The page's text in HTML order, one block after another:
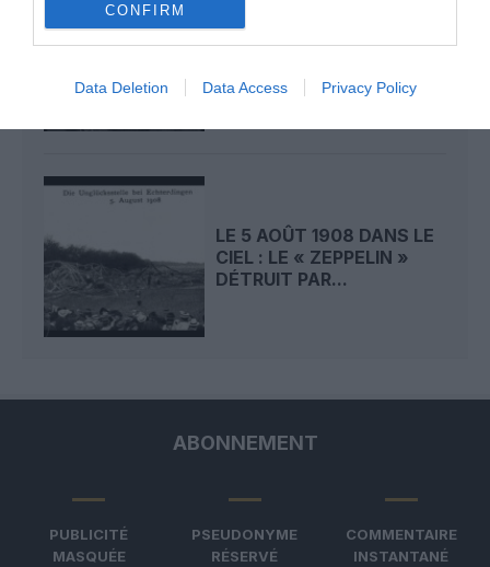
CONFIRM
Data Deletion Data Access Privacy Policy
LE 6 AOÛT 1909 DANS LE
CIEL : ROGER SOMMER
LE 5 AOÛT 1908 DANS LE
CIEL : LE « ZEPPELIN »
DÉTRUIT PAR...
ABONNEMENT
PUBLICITÉ
MASQUÉE
PSEUDONYME
RÉSERVÉ
COMMENTAIRE
INSTANTANÉ